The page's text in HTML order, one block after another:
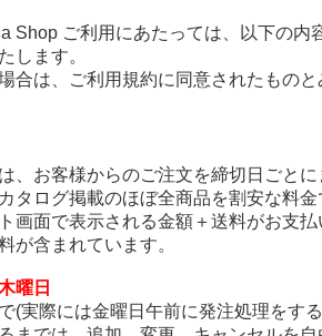
Shop ご利用にあたっては、以下の
します。
合は、ご利用規約に同意されたもの
、お客様からのご注文を締切日ごと
タログ掲載のほぼ全商品を割安な料
画面で表示される金額＋送料がお支
が含まれています。
曜日
(実際には金曜日午前に発注処理をす